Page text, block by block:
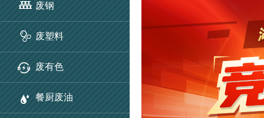
废钢
废塑料
废有色
餐厨废油